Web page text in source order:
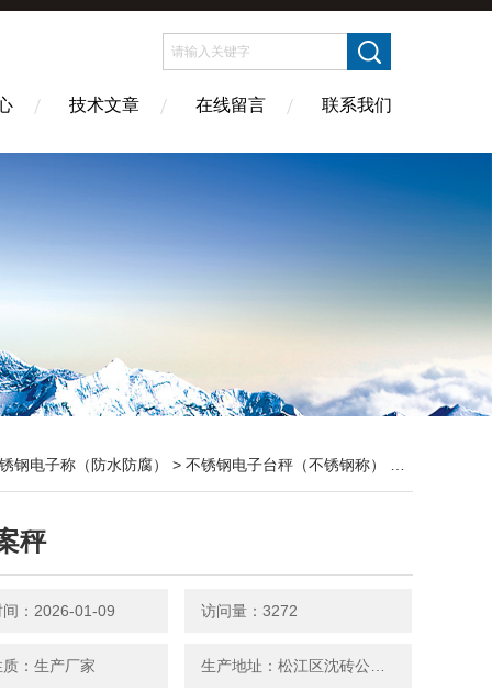
技术文章 在线留言 联系我们
钢电子称（防水防腐） > 不锈钢电子台秤（不锈钢称）
秤
间：2026-01-09 访问量：3272
质：生产厂家